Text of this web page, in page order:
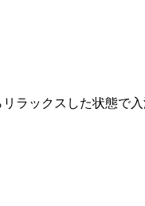
ラックスした状態で入